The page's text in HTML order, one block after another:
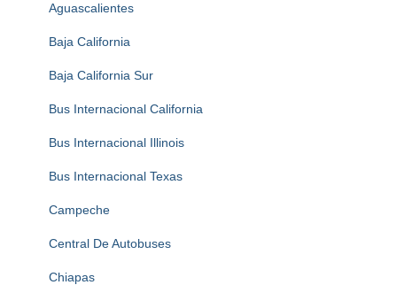
Aguascalientes
Baja California
Baja California Sur
Bus Internacional California
Bus Internacional Illinois
Bus Internacional Texas
Campeche
Central De Autobuses
Chiapas